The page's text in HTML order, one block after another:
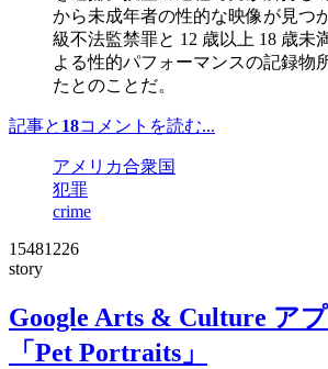
から未成年者の性的な映像が見つ
級不法監禁罪と 12 歳以上 18 歳未
よる性的パフォーマンスの記録物
たとのことだ。
記事と 18コメントを読む...
アメリカ合衆国
犯罪
crime
15481226
story
Google Arts & Culture ア
「Pet Portraits」